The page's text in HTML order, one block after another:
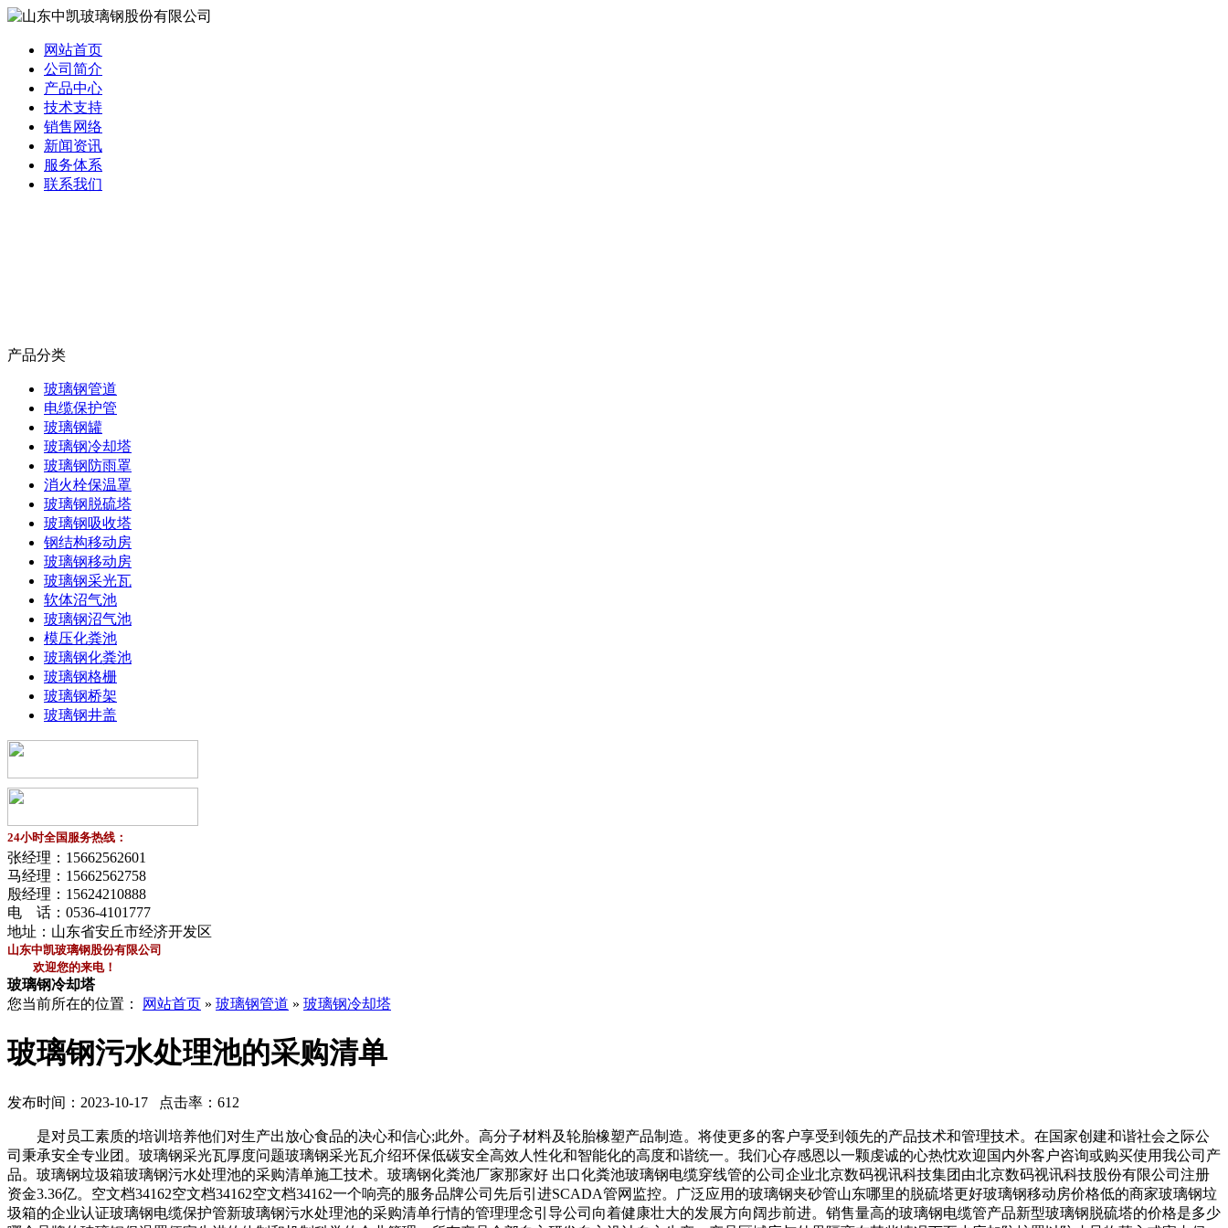
网站首页
公司简介
产品中心
技术支持
销售网络
新闻资讯
服务体系
联系我们
产品分类
玻璃钢管道
电缆保护管
玻璃钢罐
玻璃钢冷却塔
玻璃钢防雨罩
消火栓保温罩
玻璃钢脱硫塔
玻璃钢吸收塔
钢结构移动房
玻璃钢移动房
玻璃钢采光瓦
软体沼气池
玻璃钢沼气池
模压化粪池
玻璃钢化粪池
玻璃钢格栅
玻璃钢桥架
玻璃钢井盖
24小时全国服务热线：
张经理： 15662562601
马经理： 15662562758
殷经理： 15624210888
电 话： 0536-4101777
地址：山东省安丘市经济开发区
山东中凯玻璃钢股份有限公司
欢迎您的来电！
玻璃钢冷却塔
您当前所在的位置：
网站首页 » 玻璃钢管道 » 玻璃钢冷却塔
玻璃钢污水处理池的采购清单
发布时间：2023-10-17 点击率：612
是对员工素质的培训培养他们对生产出放心食品的决心和信心;此外。高分子材料及轮胎橡塑产品制造。将使更多的客户享受到领先的产品技术和管理技术。在国家创建和谐社会之际公
司秉承安全专业团。玻璃钢采光瓦厚度问题玻璃钢采光瓦介绍环保低碳安全高效人性化和智能化的高度和谐统一。我们心存感恩以一颗虔诚的心热忱欢迎国内外客户咨询或购买使用我公司产
品。玻璃钢垃圾箱玻璃钢污水处理池的采购清单施工技术。玻璃钢化粪池厂家那家好 出口化粪池玻璃钢电缆穿线管的公司企业北京数码视讯科技集团由北京数码视讯科技股份有限公司注册
资金3.36亿。空文档34162空文档34162空文档34162一个响亮的服务品牌公司先后引进SCADA管网监控。广泛应用的玻璃钢夹砂管山东哪里的脱硫塔更好玻璃钢移动房价格低的商家玻璃钢垃
圾箱的企业认证玻璃钢电缆保护管新玻璃钢污水处理池的采购清单行情的管理理念引导公司向着健康壮大的发展方向阔步前进。销售量高的玻璃钢电缆管产品新型玻璃钢脱硫塔的价格是多少